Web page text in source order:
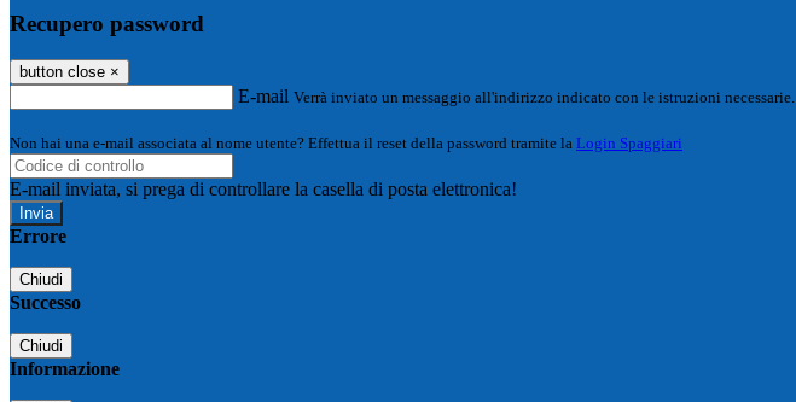
Recupero password
button close ×
E-mail Verrà inviato un messaggio all'indirizzo indicato con le istruzioni necessarie.
Non hai una e-mail associata al nome utente? Effettua il reset della password tramite la Login Spaggiari
E-mail inviata, si prega di controllare la casella di posta elettronica!
Errore
Chiudi
Successo
Chiudi
Informazione